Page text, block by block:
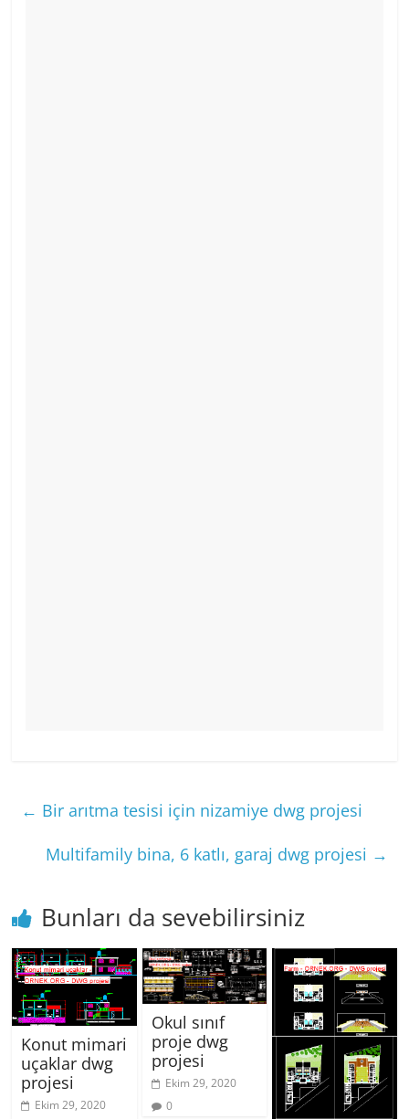
← Bir arıtma tesisi için nizamiye dwg projesi
Multifamily bina, 6 katlı, garaj dwg projesi →
Bunları da sevebilirsiniz
Konut mimari
uçaklar dwg
projesi
Ekim 29, 2020
Okul sınıf
proje dwg
projesi
Ekim 29, 2020
0